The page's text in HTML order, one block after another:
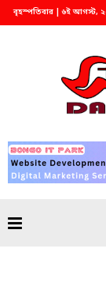
বৃহস্পতিবার | ৬ই আগস্ট,